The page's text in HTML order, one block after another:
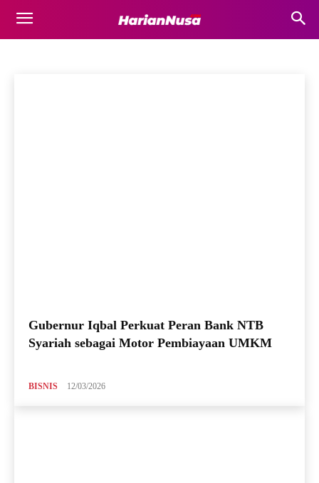
KEUANGAN
Gubernur Iqbal Perkuat Peran Bank NTB
Syariah sebagai Motor Pembiayaan UMKM
BISNIS 12/03/2026